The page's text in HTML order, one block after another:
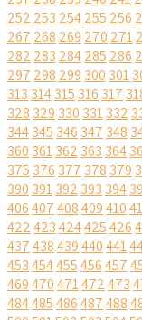
252 253 254255 256
267 268 269 270 271
282 283 284285 286
297 298 299 300 301
313 314315 316 317
328 329 330 331332
344345 346 347 348
360 361362 363 364
375 376 377 378 379
390 391392 393 394
406407408409410
422423424425426
437438439440441
453454455456457
469470471472473
484485486487488